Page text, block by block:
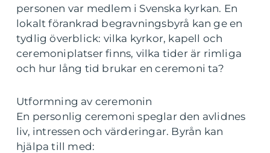
personen var medlem i Svenska kyrkan. En
lokalt förankrad begravningsbyrå kan ge en
tydlig överblick: vilka kyrkor, kapell och
ceremoniplatser finns, vilka tider är rimliga
och hur lång tid brukar en ceremoni ta?
Utformning av ceremonin
En personlig ceremoni speglar den avlidnes
liv, intressen och värderingar. Byrån kan
hjälpa till med: